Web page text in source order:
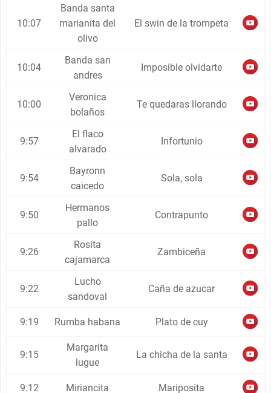
10:07
Banda santa
marianita del
olivo
El swin de la trompeta
10:04
Banda san
andres
Imposible olvidarte
10:00
Veronica
bolaños
Te quedaras llorando
9:57
El flaco
alvarado
Infortunio
9:54
Bayronn
caicedo
Sola, sola
9:50
Hermanos
pallo
Contrapunto
9:26
Rosita
cajamarca
Zambiceña
9:22
Lucho
sandoval
Caña de azucar
9:19 Rumba habana Plato de cuy
9:15
Margarita
lugue
La chicha de la santa
9:12 Miriancita Mariposita